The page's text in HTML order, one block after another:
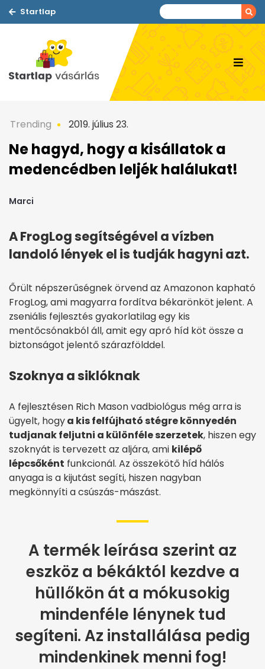
Startlap
Trending 2019. július 23.
Ne hagyd, hogy a kisállatok a
medencédben leljék halálukat!
Marci
A FrogLog segítségével a vízben
landoló lények el is tudják hagyni azt.
Őrült népszerűségnek örvend az Amazonon kapható
FrogLog, ami magyarra fordítva békarönköt jelent. A
zseniális fejlesztés gyakorlatilag egy kis
mentőcsónakból áll, amit egy apró híd köt össze a
biztonságot jelentő szárazfölddel.
Szoknya a siklóknak
A fejlesztésen Rich Mason vadbiológus még arra is
ügyelt, hogya kis felfújható stégre könnyedén
tudjanak feljutni a különféle szerzetek, hiszen egy
szoknyát is tervezett az aljára, ami kilépő
lépcsőként funkcionál. Az összekötő híd hálós
anyaga is a kijutást segíti, hiszen nagyban
megkönnyíti a csúszás-mászást.
A termék leírása szerint az
eszköz a békáktól kezdve a
hüllőkön át a mókusokig
mindenféle lénynek tud
segíteni. Az installálása pedig
mindenkinek menni fog!